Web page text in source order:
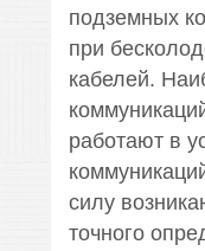
подземных
при
кабелей.
работают в
силу
точного